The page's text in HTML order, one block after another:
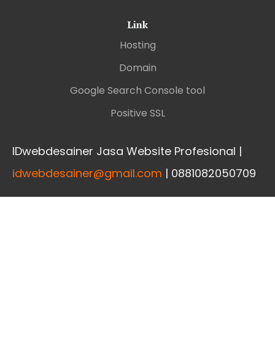
Link
Hosting
Domain
Google Search Console tool
Positive SSL
IDwebdesainer Jasa Website Profesional |
idwebdesainer@gmail.com | 0881082050709